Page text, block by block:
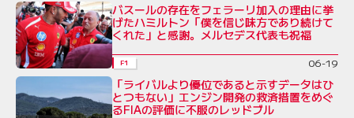
バスールの存在をフェラーリ加入の理由に挙
げたハミルトン「僕を信じ味方であり続けて
くれた」と感謝。メルセデス代表も祝福
F1 06-19
「ライバルより優位であると示すデータはひ
とつもない」エンジン開発の救済措置をめぐ
るFIAの評価に不服のレッドブル